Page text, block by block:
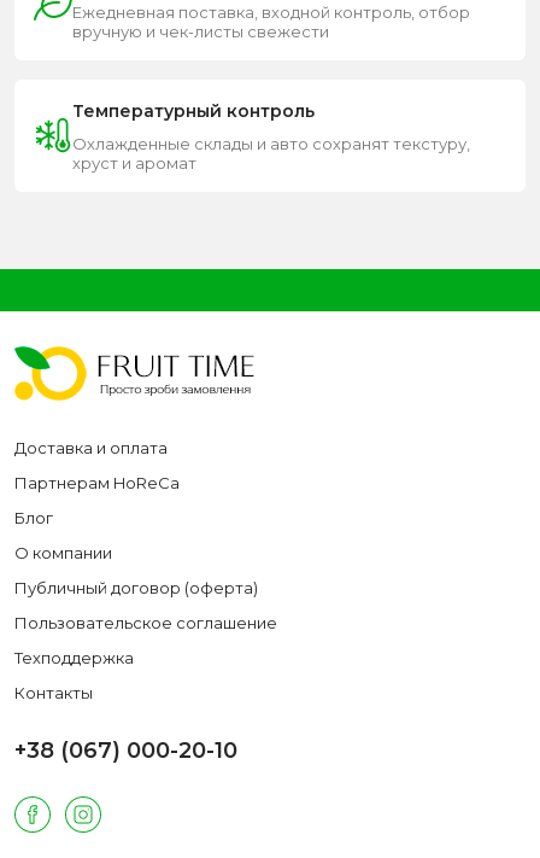
Ежедневная поставка, входной контроль, отбор
вручную и чек-листы свежести
Температурный контроль
Охлажденные склады и авто сохранят текстуру,
хруст и аромат
Доставка и оплата
Партнерам HoReCa
Блог
О компании
Публичный договор (оферта)
Пользовательское соглашение
Техподдержка
Контакты
+38 (067) 000-20-10